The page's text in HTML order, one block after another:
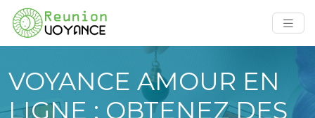
VOYANCE AMOUR EN
LIGNE : OBTENEZ DES